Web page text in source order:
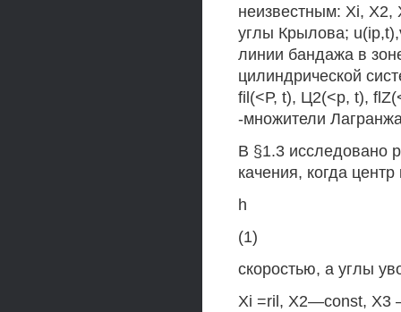
неизвестным: Xi, Х2,
углы Крылова;
линии бандажа в
цилиндрической
fil(<Р, t), Ц2(<р, t),
-множители
В §1.3 исследовано
качения, когда
h
(1)
скоростью, а углы
Xi =ril, Х2—const, Х3